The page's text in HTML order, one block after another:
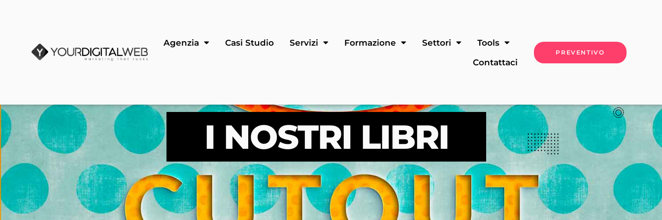
Agenzia Casi Studio Servizi Formazione Settori
Tools
Contattaci
PREVENTIVO
I NOSTRI LIBRI